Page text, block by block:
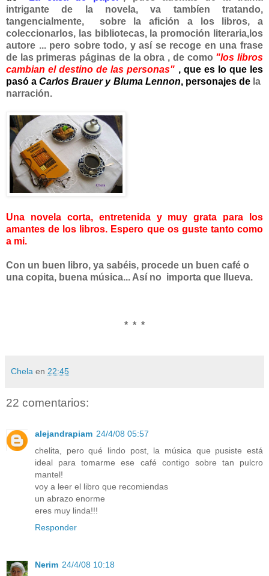
intrigante de la novela, va tambíen tratando,
tangencialmente, sobre la afición a los libros, a
coleccionarlos, las bibliotecas, la promoción literaria,los
autore ... pero sobre todo, y así se recoge en una frase
de las primeras páginas de la obra , de como "los libros
cambian el destino de las personas" , que es lo que les
pasó aCarlos Brauer y Bluma Lennon, personajes de la
narración.
Una novela corta, entretenida y muy grata para los
amantes de los libros. Espero que os guste tanto como
a mi.
Con un buen libro, ya sabéis, procede un buen café o
una copita, buena música... Así no importa que llueva.
* * *
Chela en 22:45
22 comentarios:
alejandrapiam 24/4/08 05:57
chelita, pero qué lindo post, la música que pusiste está
ideal para tomarme ese café contigo sobre tan pulcro
mantel!
voy a leer el libro que recomiendas
un abrazo enorme
eres muy linda!!!
Responder
Nerim 24/4/08 10:18